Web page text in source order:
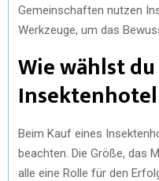
Gemeinschaften nutzen
Werkzeuge, um das
Wie wählst
Insektenhotel
Beim Kauf eines
beachten. Die Größe, das
alle eine Rolle für den